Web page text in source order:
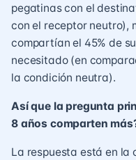
pegatinas con el
con el receptor neutro),
compartían el 45% de
necesitado (en
la condición neutra).
Así que la pregunta
8 años comparten
La respuesta está en la